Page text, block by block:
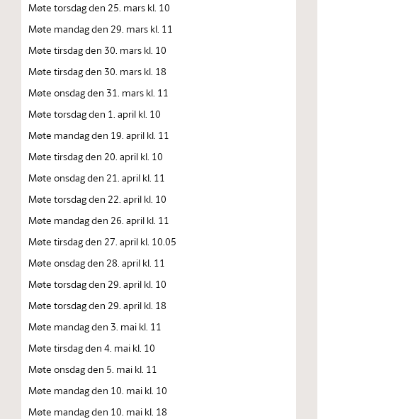
Møte torsdag den 25. mars kl. 10
Møte mandag den 29. mars kl. 11
Møte tirsdag den 30. mars kl. 10
Møte tirsdag den 30. mars kl. 18
Møte onsdag den 31. mars kl. 11
Møte torsdag den 1. april kl. 10
Møte mandag den 19. april kl. 11
Møte tirsdag den 20. april kl. 10
Møte onsdag den 21. april kl. 11
Møte torsdag den 22. april kl. 10
Møte mandag den 26. april kl. 11
Møte tirsdag den 27. april kl. 10.05
Møte onsdag den 28. april kl. 11
Møte torsdag den 29. april kl. 10
Møte torsdag den 29. april kl. 18
Møte mandag den 3. mai kl. 11
Møte tirsdag den 4. mai kl. 10
Møte onsdag den 5. mai kl. 11
Møte mandag den 10. mai kl. 10
Møte mandag den 10. mai kl. 18